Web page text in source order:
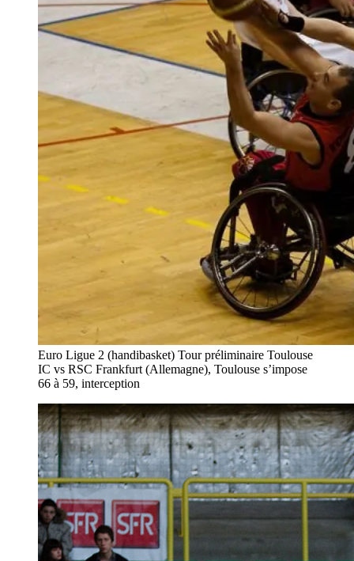
Euro Ligue 2 (handibasket) Tour préliminaire Toulouse
IC vs RSC Frankfurt (Allemagne), Toulouse s’impose
66 à 59, interception